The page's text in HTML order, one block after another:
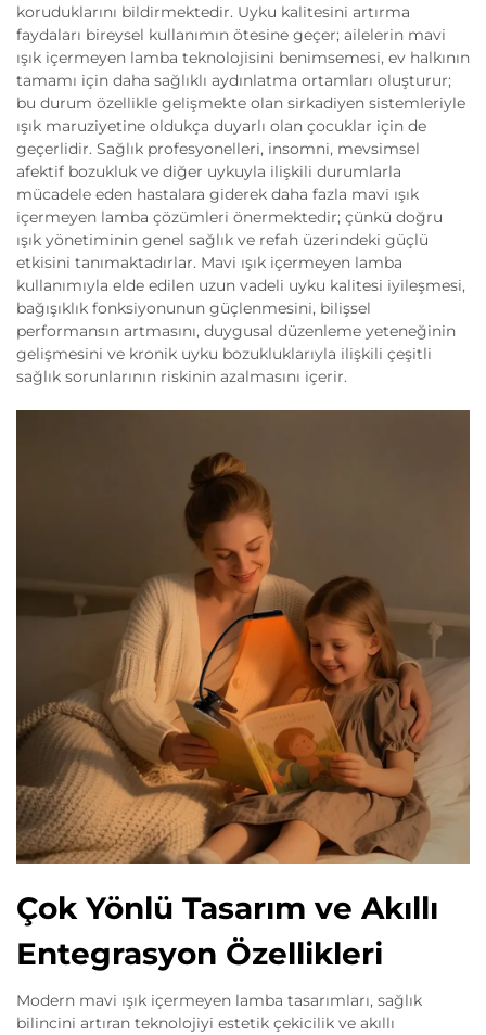
koruduklarını bildirmektedir. Uyku kalitesini artırma
faydaları bireysel kullanımın ötesine geçer; ailelerin mavi
ışık içermeyen lamba teknolojisini benimsemesi, ev halkının
tamamı için daha sağlıklı aydınlatma ortamları oluşturur;
bu durum özellikle gelişmekte olan sirkadiyen sistemleriyle
ışık maruziyetine oldukça duyarlı olan çocuklar için de
geçerlidir. Sağlık profesyonelleri, insomni, mevsimsel
afektif bozukluk ve diğer uykuyla ilişkili durumlarla
mücadele eden hastalara giderek daha fazla mavi ışık
içermeyen lamba çözümleri önermektedir; çünkü doğru
ışık yönetiminin genel sağlık ve refah üzerindeki güçlü
etkisini tanımaktadırlar. Mavi ışık içermeyen lamba
kullanımıyla elde edilen uzun vadeli uyku kalitesi iyileşmesi,
bağışıklık fonksiyonunun güçlenmesini, bilişsel
performansın artmasını, duygusal düzenleme yeteneğinin
gelişmesini ve kronik uyku bozukluklarıyla ilişkili çeşitli
sağlık sorunlarının riskinin azalmasını içerir.
Çok Yönlü Tasarım ve Akıllı
Entegrasyon Özellikleri
Modern mavi ışık içermeyen lamba tasarımları, sağlık
bilincini artıran teknolojiyi estetik çekicilik ve akıllı